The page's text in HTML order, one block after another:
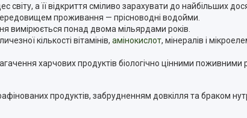
а її відкриття сміливо зарахувати до найбільших
проживання — прісноводні водойми.
вимірюється понад двома мільярдами років.
кількості вітамінів, амінокислот, мінералів і
харчових продуктів біологічно цінними поживними
продуктів, забрудненням довкілля та браком